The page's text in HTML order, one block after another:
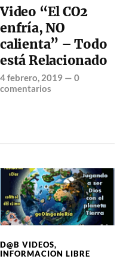
Video “El CO2
enfría, NO
calienta” – Todo
está Relacionado
4 febrero, 2019 — 0
comentarios
D@B VIDEOS,
INFORMACION LIBRE